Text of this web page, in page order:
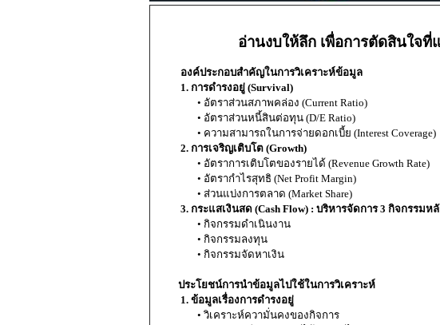
อ่านงบให้ลึก เพื่อการตัดสินใจ
องค์ประกอบสำคัญในการวิเคราะห์ข้อมูล
1. การดำรงอยู่ (Survival)
• อัตราส่วนสภาพคล่อง (Current Ratio)
• อัตราส่วนหนี้สินต่อทุน (D/E Ratio)
• ความสามารถในการจ่ายดอกเบี้ย (Interest Coverage)
2. การเจริญเติบโต (Growth)
• อัตราการเติบโตของรายได้ (Revenue Growth Rate)
• อัตรากำไรสุทธิ (Net Profit Margin)
• ส่วนแบ่งการตลาด (Market Share)
3. กระแสเงินสด (Cash Flow) : บริหารจัดการ 3 กิจกรรมห
• กิจกรรมดำเนินงาน
• กิจกรรมลงทุน
• กิจกรรมจัดหาเงิน
ประโยชน์การนำข้อมูลไปใช้ในการวิเคราะห์
1. ข้อมูลเรื่องการดำรงอยู่
• วิเคราะห์ความั่นคงของกิจการ